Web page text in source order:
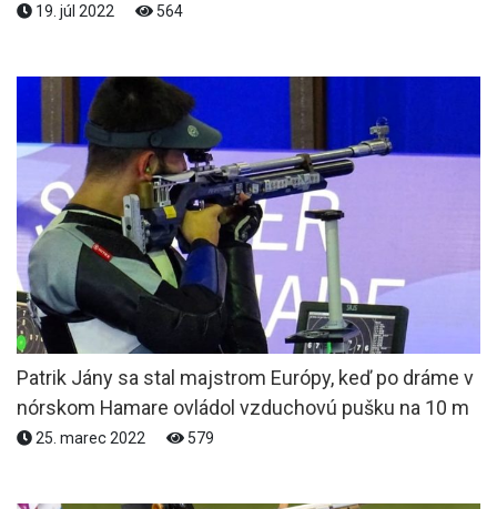
19. júl 2022 564
Patrik Jány sa stal majstrom Európy, keď po dráme v
nórskom Hamare ovládol vzduchovú pušku na 10 m
25. marec 2022 579